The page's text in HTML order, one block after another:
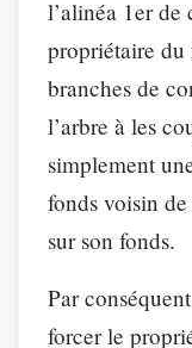
l’alinéa 1er
propriétaire du
branches de
l’arbre à les
simplement
fonds voisin
sur son fonds.
Par
forcer le